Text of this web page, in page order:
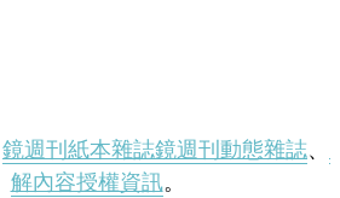
鏡週刊紙本雜誌鏡週刊動態雜誌、
解內容授權資訊。